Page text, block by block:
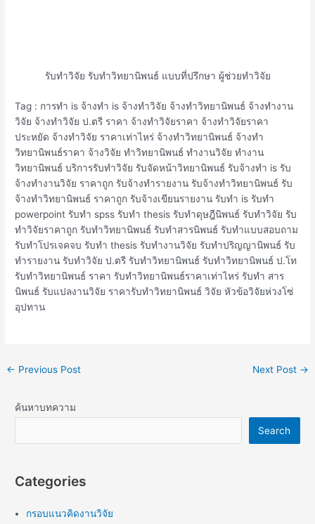
รับทำวิจัย รับทำวิทยานิพนธ์ แบบที่ปรึกษา ผู้ช่วยทำวิจัย
Tag : การทำ is จ้างทำ is จ้างทำวิจัย จ้างทำวิทยานิพนธ์ จ้างทํางาน
วิจัย จ้างทําวิจัย ป.ตรี ราคา จ้างทําวิจัยราคา จ้างทําวิจัยราคา
ประหยัด จ้างทําวิจัย ราคาเท่าไหร่ จ้างทําวิทยานิพนธ์ จ้างทํา
วิทยานิพนธ์ราคา จ้างวิจัย ทําวิทยานิพนธ์ ทำงานวิจัย ทำงาน
วิทยานิพนธ์ บริการรับทำวิจัย รับจัดหน้าวิทยานิพนธ์ รับจ้างทำ is รับ
จ้างทํางานวิจัย ราคาถูก รับจ้างทํารายงาน รับจ้างทําวิทยานิพนธ์ รับ
จ้างทําวิทยานิพนธ์ ราคาถูก รับจ้างเขียนรายงาน รับทำ is รับทำ
powerpoint รับทำ spss รับทำ thesis รับทำดุษฎีนิพนธ์ รับทำวิจัย รับ
ทำวิจัยราคาถูก รับทำวิทยานิพนธ์ รับทำสารนิพนธ์ รับทำแบบสอบถาม
รับทำโปรเจคจบ รับทํา thesis รับทํางานวิจัย รับทําปริญญานิพนธ์ รับ
ทํารายงาน รับทําวิจัย ป.ตรี รับทําวิทยานิพนธ์ รับทําวิทยานิพนธ์ ป.โท
รับทําวิทยานิพนธ์ ราคา รับทําวิทยานิพนธ์ราคาเท่าไหร่ รับทํา สาร
นิพนธ์ รับแปลงานวิจัย ราคารับทำวิทยานิพนธ์ วิจัย หัวข้อวิจัยห่วงโซ่
อุปทาน
← Previous Post Next Post →
ค้นหาบทความ
Search
Categories
กรอบแนวคิดงานวิจัย